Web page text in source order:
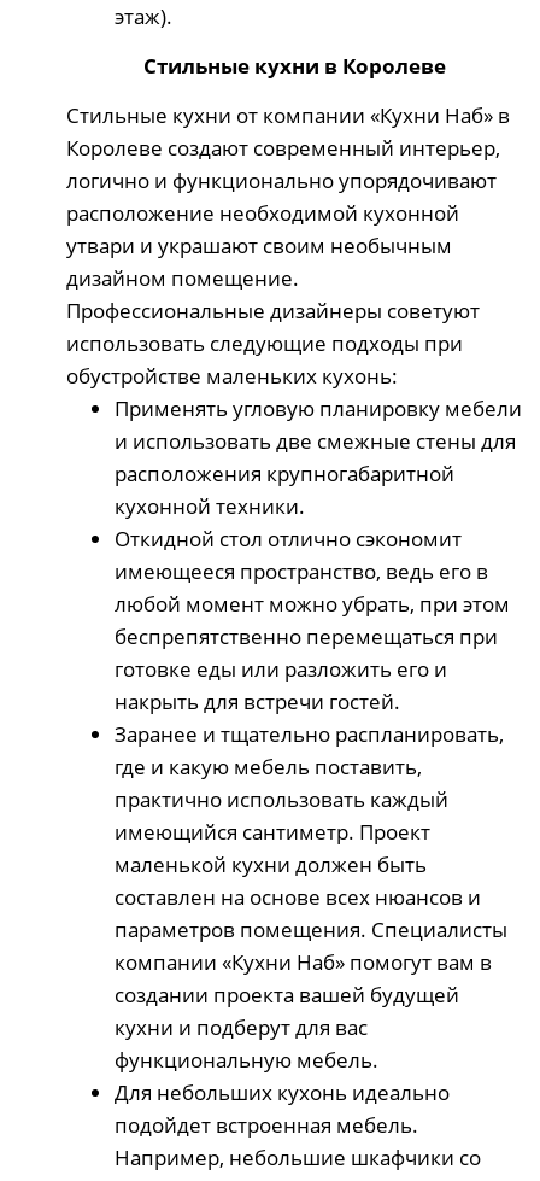
этаж).
Стильные кухни в Королеве
Стильные кухни от компании «Кухни Наб» в
Королеве создают современный интерьер,
логично и функционально упорядочивают
расположение необходимой кухонной
утвари и украшают своим необычным
дизайном помещение.
Профессиональные дизайнеры советуют
использовать следующие подходы при
обустройстве маленьких кухонь:
Применять угловую планировку мебели
и использовать две смежные стены для
расположения крупногабаритной
кухонной техники.
Откидной стол отлично сэкономит
имеющееся пространство, ведь его в
любой момент можно убрать, при этом
беспрепятственно перемещаться при
готовке еды или разложить его и
накрыть для встречи гостей.
Заранее и тщательно распланировать,
где и какую мебель поставить,
практично использовать каждый
имеющийся сантиметр. Проект
маленькой кухни должен быть
составлен на основе всех нюансов и
параметров помещения. Специалисты
компании «Кухни Наб» помогут вам в
создании проекта вашей будущей
кухни и подберут для вас
функциональную мебель.
Для небольших кухонь идеально
подойдет встроенная мебель.
Например, небольшие шкафчики со